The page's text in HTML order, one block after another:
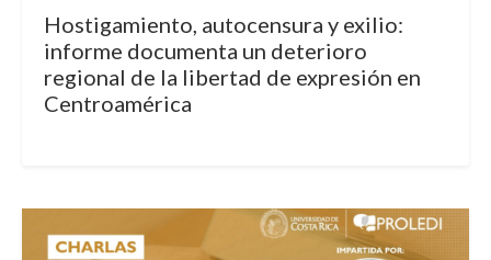
Hostigamiento, autocensura y exilio:
informe documenta un deterioro
regional de la libertad de expresión en
Centroamérica